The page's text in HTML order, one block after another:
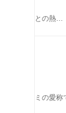
との熱…
ミの愛